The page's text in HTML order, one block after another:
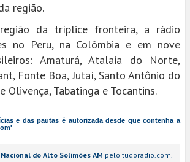
região.
da tríplice fronteira, a rádio
no Peru, na Colômbia e em nove
Amaturá, Atalaia do Norte,
Fonte Boa, Jutaí, Santo Antônio do
Olivença, Tabatinga e Tocantins.
e das pautas é autorizada desde que contenha a
Nacional do Alto Solimões AM pelo tudoradio.com.